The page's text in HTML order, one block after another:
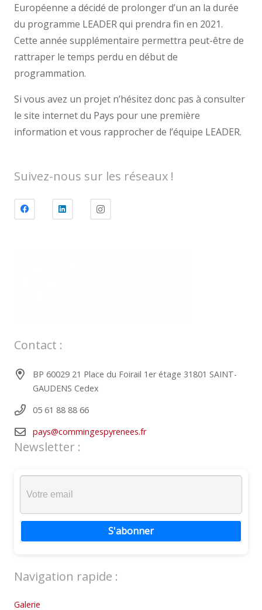
Européenne a décidé de prolonger d’un an la durée
du programme LEADER qui prendra fin en 2021.
Cette année supplémentaire permettra peut-être de
rattraper le temps perdu en début de
programmation.
Si vous avez un projet n’hésitez donc pas à consulter
le site internet du Pays pour une première
information et vous rapprocher de l’équipe LEADER.
Suivez-nous sur les réseaux !
Contact :
BP 60029 21 Place du Foirail 1er étage 31801 SAINT-
GAUDENS Cedex
05 61 88 88 66
pays@commingespyrenees.fr
Newsletter :
S'abonner
Navigation rapide :
Galerie